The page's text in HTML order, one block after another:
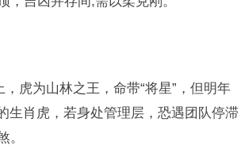
虎为山林之王，命带“将星”，但明年
生肖虎，若身处管理层，恐遇团队停滞
。